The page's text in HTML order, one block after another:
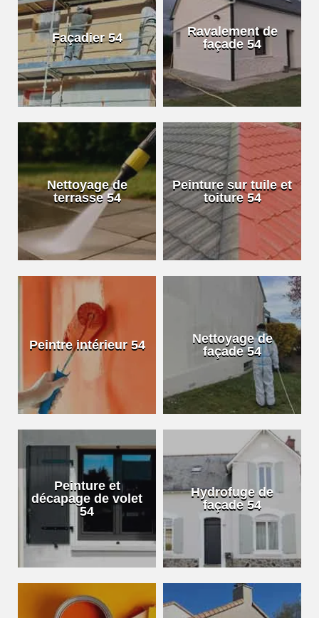
Façadier 54
Ravalement de
façade 54
Nettoyage de
terrasse 54
Peinture sur tuile et
toiture 54
Peintre intérieur 54
Nettoyage de
façade 54
Peinture et
décapage de volet
54
Hydrofuge de
façade 54